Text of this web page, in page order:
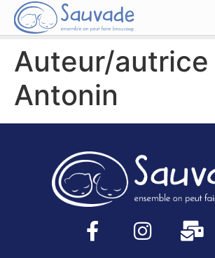
Auteur/autrice
Antonin